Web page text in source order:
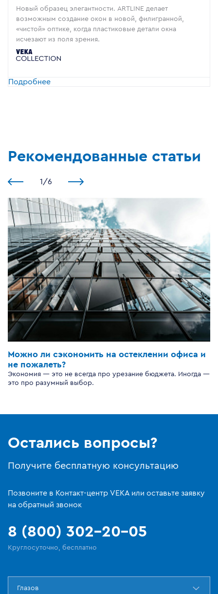
Новый образец элегантности. ARTLINE делает
возможным создание окон в новой, филигранной,
«чистой» оптике, когда пластиковые детали окна
исчезают из поля зрения.
Подробнее
Рекомендованные статьи
1 /6
Можно ли сэкономить на остеклении офиса и
не пожалеть?
Экономия — это не всегда про урезание бюджета. Иногда —
это про разумный выбор.
Остались вопросы?
Получите бесплатную консультацию
Позвоните в Контакт-центр VEKA или оставьте заявку
на обратный звонок
8 (800) 302-20-05
Круглосуточно, бесплатно
Глазов